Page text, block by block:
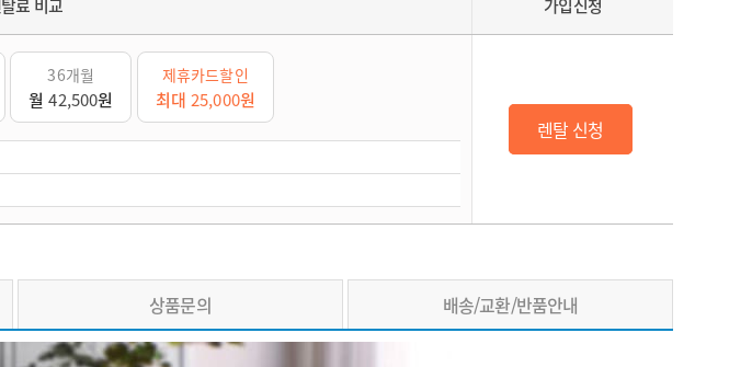
료 비교 가입신청
36개월
월42,500원
제휴카드할인
최대25,000원
렌탈 신청
상품문의 배송/교환/반품안내